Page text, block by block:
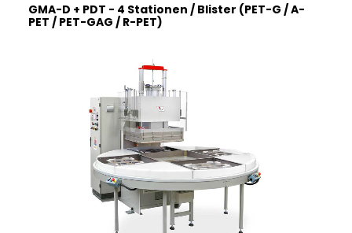
GMA-D + PDT - 4 Stationen / Blister (PET-G / A-
PET / PET-GAG / R-PET)